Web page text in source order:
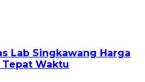
Lab Singkawang Harga
Waktu